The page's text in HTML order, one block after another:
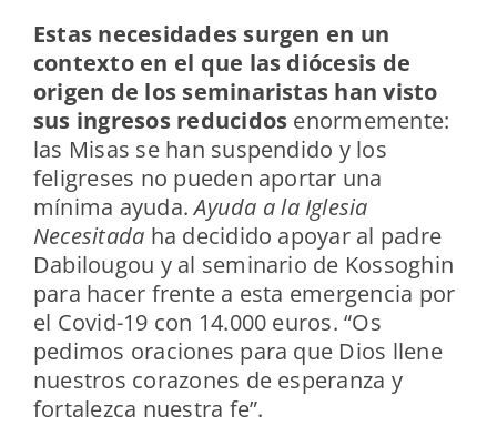
Estas necesidades surgen en un
contexto en el que las diócesis de
origen de los seminaristas han visto
sus ingresos reducidos enormemente:
las Misas se han suspendido y los
feligreses no pueden aportar una
mínima ayuda.Ayuda a la Iglesia
Necesitada ha decidido apoyar al padre
Dabilougou y al seminario de Kossoghin
para hacer frente a esta emergencia por
el Covid-19 con 14.000 euros. “Os
pedimos oraciones para que Dios llene
nuestros corazones de esperanza y
fortalezca nuestra fe”.